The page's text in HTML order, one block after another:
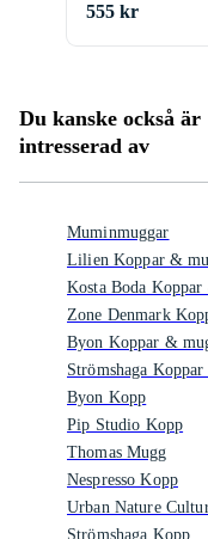
555 kr
Du kanske också är
intresserad av
Muminmuggar
Lilien Koppar &
Kosta Boda
Zone Denmark
Byon Koppar &
Strömshaga
Byon Kopp
Pip Studio Kopp
Thomas Mugg
Nespresso Kopp
Urban Nature
Strömshaga Kopp